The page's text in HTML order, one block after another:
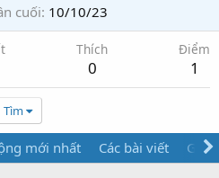
cuối 10/10/23
Thích
0
Điểm
1
Tìm
mới nhất Các bài viết Giới